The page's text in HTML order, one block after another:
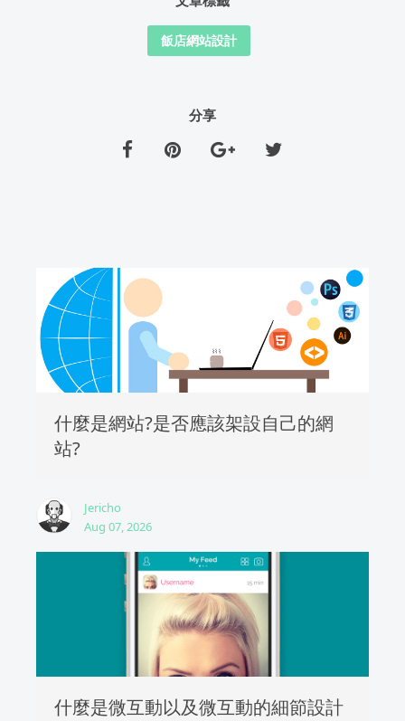
飯店網站設計
分享
什麼是網站?是否應該架設自己的網
站?
Jericho
Aug 07, 2026
什麼是微互動以及微互動的細節設計